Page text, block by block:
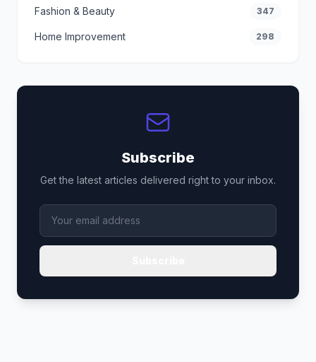
Fashion & Beauty 347
Home Improvement 298
Subscribe
Get the latest articles delivered right to your inbox.